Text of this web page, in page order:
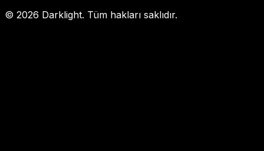
© 2026 Darklight. Tüm hakları saklıdır.